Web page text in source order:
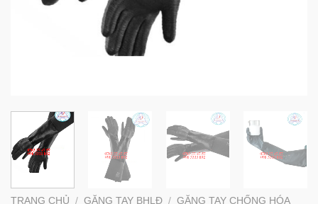
TRANG CHỦ / GĂNG TAY BHLĐ / GĂNG TAY CHỐNG HÓA